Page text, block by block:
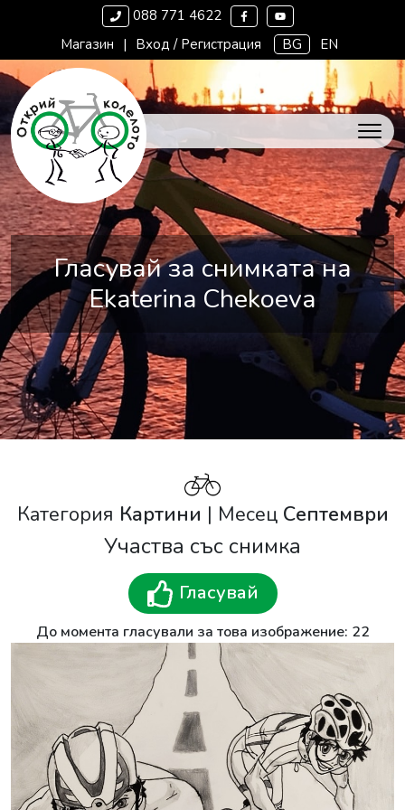
088 771 4622
Магазин | Вход / Регистрация BG EN
Гласувай за снимката на
Ekaterina Chekoeva
Категория Картини | Месец Септември
Участва със снимка
Гласувай
До момента гласували за това изображение: 22